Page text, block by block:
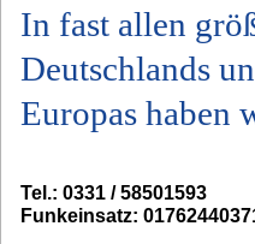
In fast allen
Deutschlands
Europas haben
Tel.: 0331 / 58501593
Funkeinsatz: